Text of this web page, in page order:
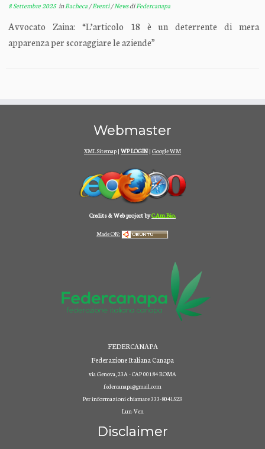
8 Settembre 2025inBacheca /Eventi/NewsdiFedercanapa
Avvocato Zaina: “L’articolo 18 è un deterrente di mera
apparenza per scoraggiare le aziende”
Webmaster
XML Sitemap | WP LOGIN| Google WM
Credits & Web project byC.Am.Bio.
Made ON:
FEDERCANAPA
Federazione Italiana Canapa
via Genova, 23A - CAP 00184 ROMA
federcanapa@gmail.com
Per informazioni chiamare 333-8041523
Lun-Ven
Disclaimer